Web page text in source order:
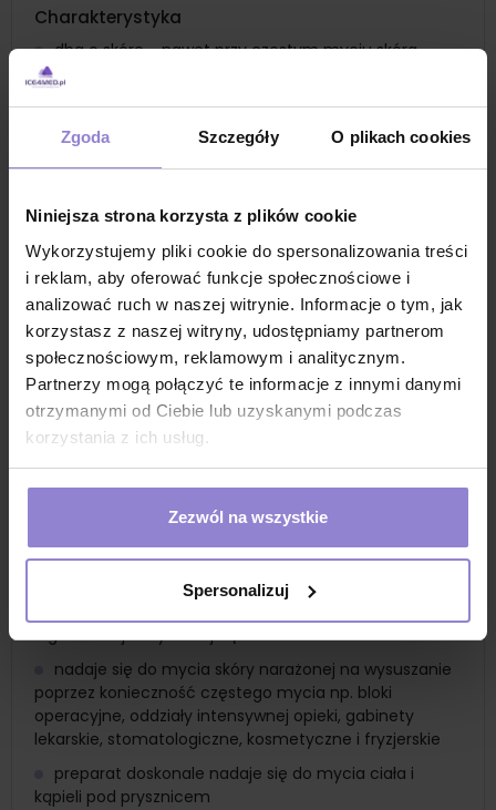
Zgoda Szczegóły O plikach cookies
Niniejsza strona korzysta z plików cookie
Wykorzystujemy pliki cookie do spersonalizowania treści
i reklam, aby oferować funkcje społecznościowe i
analizować ruch w naszej witrynie. Informacje o tym, jak
korzystasz z naszej witryny, udostępniamy partnerom
społecznościowym, reklamowym i analitycznym.
Partnerzy mogą połączyć te informacje z innymi danymi
otrzymanymi od Ciebie lub uzyskanymi podczas
korzystania z ich usług.
Zezwól na wszystkie
Spersonalizuj
Charakterystyka
dba o skórę - nawet przy częstym myciu skóra
pozostaje gładka i delikatna
pielęgnuje skórę i chroni ją przed wysychaniem
zachowuje naturalny, lekko kwaśny odczyn skóry,
także w przypadku częstego stosowania
działania alergizującego
jest doskonale tolerowany w powiązaniu ze środkami
firmy Ecolab do dezynfekcji rąk na bazie alkoholu
starannie dobrana receptura emulsji gwarantuje
użycie w przypadkach nietolerancji lub reakcji
alergicznych skóry na produkty na bazie mydła
dzięki doskonałym właściwościom myjącym usuwa
pozostałości po maściach
przebadany dermatologicznie, nie zawiera mydła -
w szpitalach, gabinetach lekarskich, domach opieki
społecznej, dla lekarzy, pielęgniarek i pacjentów, dla
higienicznej dezynfekcji rąk
nadaje się do mycia skóry narażonej na wysuszanie
poprzez konieczność częstego mycia np. bloki
operacyjne, oddziały intensywnej opieki, gabinety
lekarskie, stomatologiczne, kosmetyczne i fryzjerskie
preparat doskonale nadaje się do mycia ciała i
kąpieli pod prysznicem